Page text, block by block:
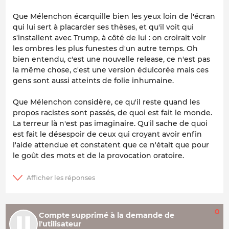
Que Mélenchon écarquille bien les yeux loin de l'écran
qui lui sert à placarder ses thèses, et qu'il voit qui
s'installent avec Trump, à côté de lui : on croirait voir
les ombres les plus funestes d'un autre temps. Oh
bien entendu, c'est une nouvelle release, ce n'est pas
la même chose, c'est une version édulcorée mais ces
gens sont aussi atteints de folie inhumaine.
Que Mélenchon considère, ce qu'il reste quand les
propos racistes sont passés, de quoi est fait le monde.
La terreur là n'est pas imaginaire. Qu'il sache de quoi
est fait le désespoir de ceux qui croyant avoir enfin
l'aide attendue et constatent que ce n'était que pour
le goût des mots et de la provocation oratoire.
Compte supprimé à la demande de
l'utilisateur
0